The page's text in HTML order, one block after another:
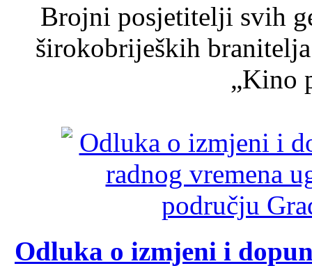
Brojni posjetitelji svih
širokobrijeških
„Kino
Odluka o izmjeni i